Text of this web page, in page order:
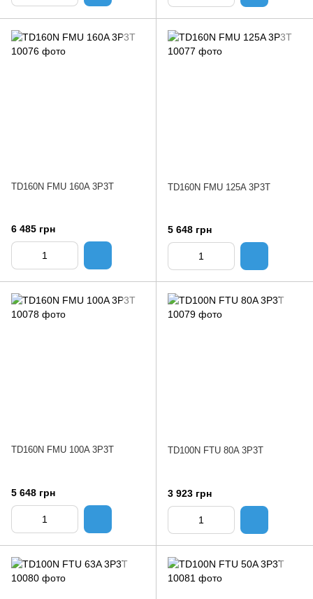
TD160N FMU 160A 3P3T
6 485 грн
TD160N FMU 125A 3P3T
5 648 грн
TD160N FMU 100A 3P3T
5 648 грн
TD100N FTU 80A 3P3T
3 923 грн